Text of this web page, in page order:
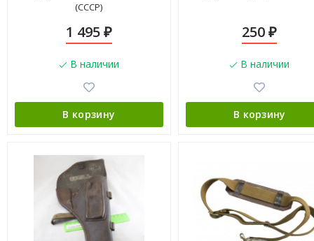
(СССР)
1 495 ₽
В наличии
В корзину
250₽
В наличии
В корзину